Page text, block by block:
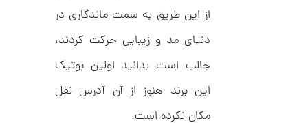
از این طریق به سمت ماندگاری در
دنیای مد و زیبایی حرکت کردند،
جالب است بدانید اولین بوتیک
این برند هنوز از آن آدرس نقل
مکان نکرده است.